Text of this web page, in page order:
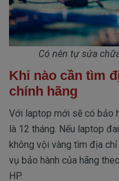
Có nên tự sửa
Khi nào cần tìm
chính hãng
Với laptop mới sẽ có bảo
là 12 tháng. Nếu laptop
không vội vàng tìm địa
vụ bảo hành của hãng
HP.